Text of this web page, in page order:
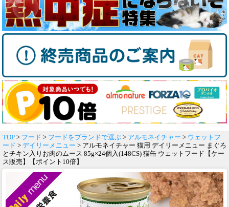
TOP > フード > フードをブランドで選ぶ > アルモネイチャー > ウェットフ
ード > デイリーメニュー > アルモネイチャー 猫用 デイリーメニュー まぐろ
とチキン入りお肉のムース 85g×24個入(148CS) 猫缶 ウェットフード【ケー
ス販売】【ポイント10倍】